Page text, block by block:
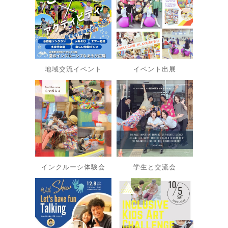
地域交流イベント イベント出展
インクルーシ体験会 学生と交流会